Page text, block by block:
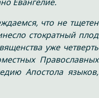
что не тщетен
стократный плод
уже четверть
Православных
Апостола языков,